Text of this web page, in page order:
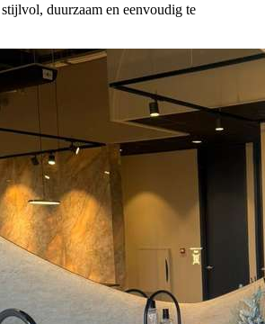
duurzaam en eenvoudig te